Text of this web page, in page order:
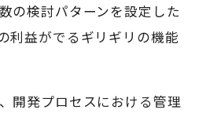
の検討パターンを設定した
利益がでるギリギリの機能
開発プロセスにおける管理